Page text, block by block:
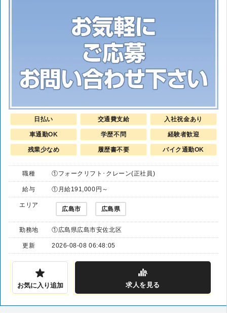
日払い 交通費支給 入社祝金あり
車通勤OK 学歴不問 経験者歓迎
残業少なめ 履歴書不要 バイク通勤OK
職種 ①フォークリフト･クレーン(正社員)
給与 ①月給191,000円～
エリア
広島市 広島県
勤務地 ①広島県広島市安佐北区
更新 2026-08-08 06:48:05
お気に入り追加 求人 を見る